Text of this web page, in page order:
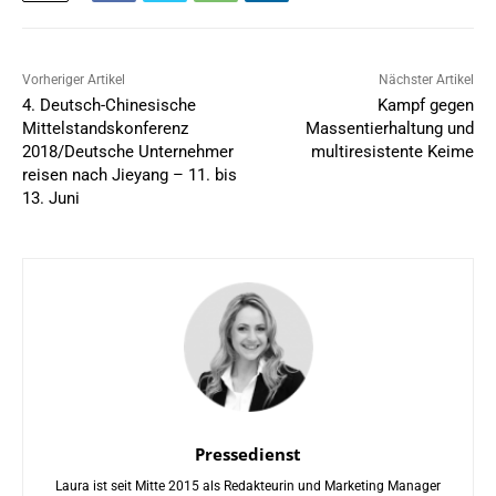
Vorheriger Artikel
4. Deutsch-Chinesische
Mittelstandskonferenz
2018/Deutsche Unternehmer
reisen nach Jieyang – 11. bis
13. Juni
Nächster Artikel
Kampf gegen
Massentierhaltung und
multiresistente Keime
Pressedienst
Laura ist seit Mitte 2015 als Redakteurin und Marketing Manager